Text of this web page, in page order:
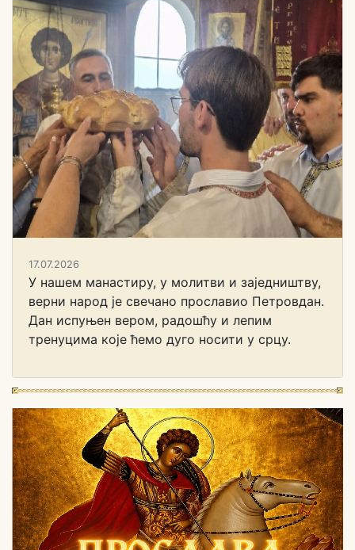
17.07.2026
У нашем манастиру, у молитви и заједништву,
верни народ је свечано прославио Петровдан.
Дан испуњен вером, радошћу и лепим
тренуцима које ћемо дуго носити у срцу.